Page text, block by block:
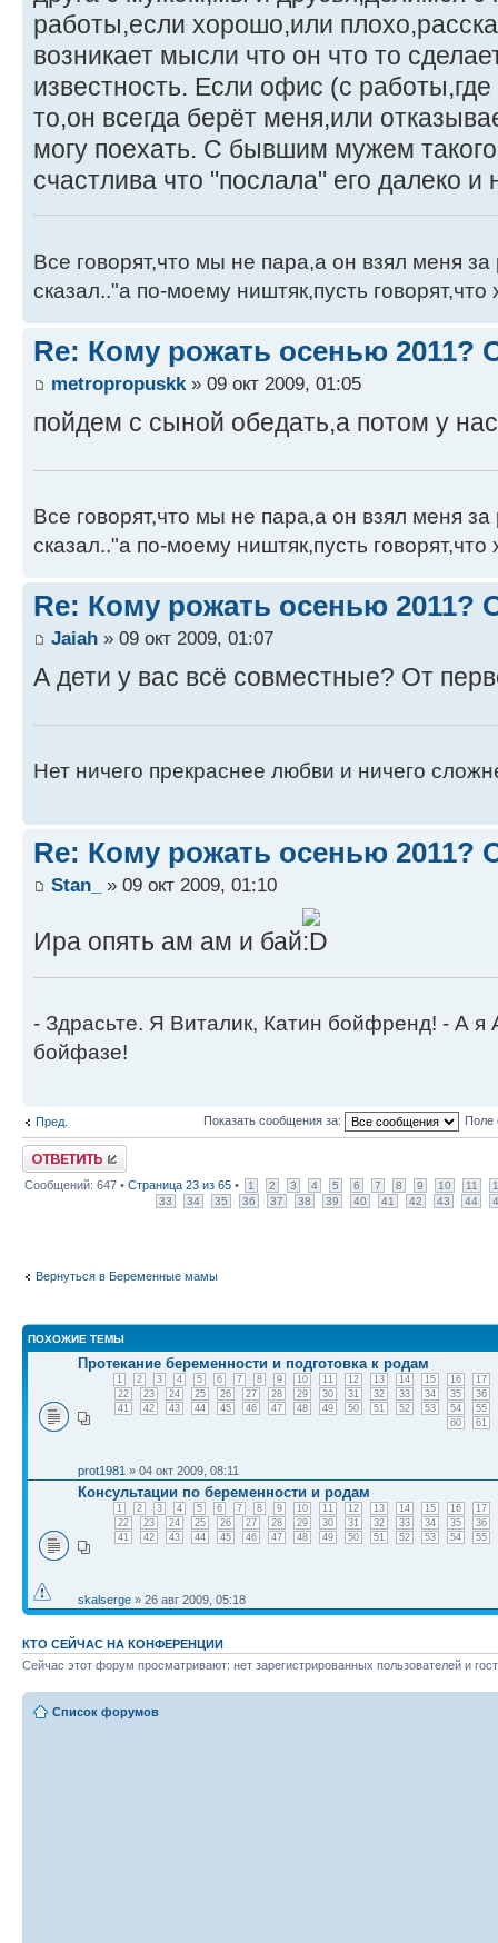
работы,если хорошо,или
возникает мысли что он что то
известность. Если офис (с
то,он всегда берёт меня,или
могу поехать. С бывшим мужем
счастлива что "послала" его далеко и
Все говорят,что мы не пара,а он взял меня за
сказал.."а по-моему ништяк,пусть говорят,что
Re: Кому рожать осенью 2011?
metropropuskk» 09 окт 2009, 01:05
пойдем с сыной обедать,а потом у
Все говорят,что мы не пара,а он взял меня за
сказал.."а по-моему ништяк,пусть говорят,что
Re: Кому рожать осенью 2011?
Jaiah » 09 окт 2009, 01:07
А дети у вас всё совместные? От
Нет ничего прекраснее любви и ничего
Re: Кому рожать осенью 2011?
Stan_ » 09 окт 2009, 01:10
Ира опять ам ам и бай
- Здрасьте. Я Виталик, Катин бойфренд! - А я
бойфазе!
Пред. Показать сообщения за: Поле
Ответить
Сообщений: 647 • Страница 23 из 65 • 1 2 3 4 5 6 7 8 9 10 11
33
34 35 36 37 38 39 40 41 42 43 44
Вернуться в Беременные мамы
ПОХОЖИЕ ТЕМЫ
Протекание беременности и подготовка к родам
1 2 3 4 5 6 7 8 9 10 11 12 13 14 15 16
17
22
23 24 25 26 27 28 29 30 31 32 33 34 35
36
41
42 43 44 45 46 47 48 49 50 51 52 53 54
55
60
61
prot1981 » 04 окт 2009, 08:11
Консультации по беременности и родам
1 2 3 4 5 6 7 8 9 10 11 12 13 14 15 16
17
22
23 24 25 26 27 28 29 30 31 32 33 34 35
36
41
42 43 44 45 46 47 48 49 50 51 52 53 54 55
skalserge » 26 авг 2009, 05:18
КТО СЕЙЧАС НА КОНФЕРЕНЦИИ
Сейчас этот форум просматривают: нет зарегистрированных пользователей и
Список форумов